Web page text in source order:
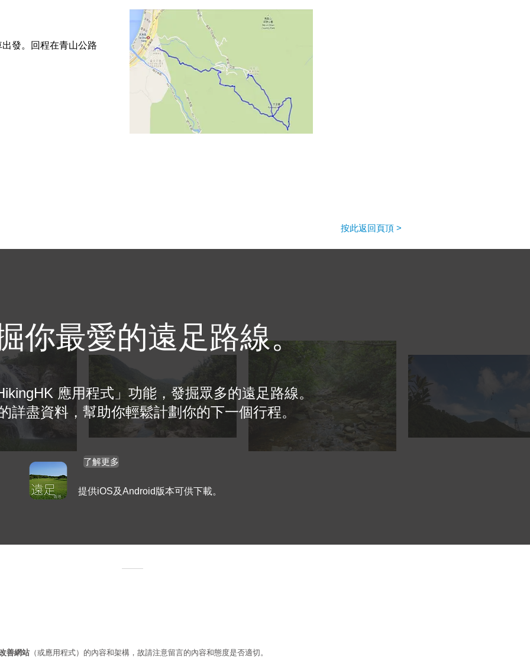
發。回程在青山公路
你最愛的遠足路線。
應用程式」功能，發掘眾多的遠足路線。
詳盡資料，幫助你輕鬆計劃你的下一個行程。
了解更多
提供iOS及Android版本可供下載。
按此返回頁頂 >
善網站（或應用程式）的內容和架構，故請注意留言的內容和態度是否適切。